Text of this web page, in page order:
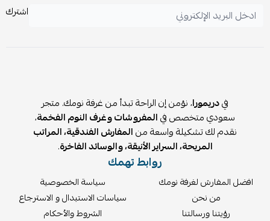
اشترك
فيدريمورا، نؤمن إن الراحة تبدأ من غرفة نومك. متجر
سعودي متخصص فيالمفروشات وغرف النوم الفخمة،
نقدم لك تشكيلة واسعة منالمفارش الفندقية، المراتب
المريحة، السراير الأنيقة، والوسائد الفاخرة.
روابط تهمك
افضل المفارش لغرفة نومك
من نحن
رؤيتنا ورسالتنا
سياسة الخصوصية
سياسات الاستبدال و الاسترجاع
الشروط والأحكام